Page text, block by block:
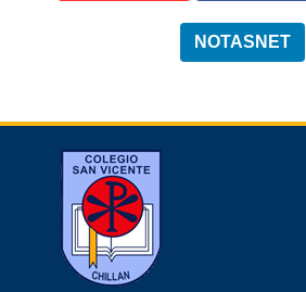
NOTASNET